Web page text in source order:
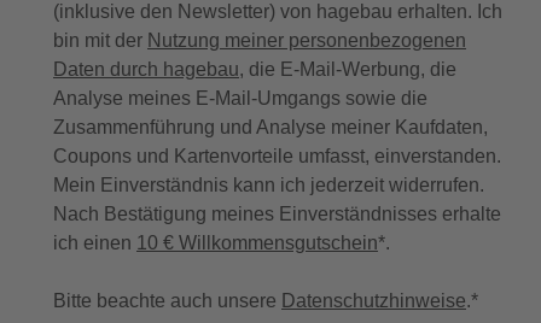
(inklusive den Newsletter) von hagebau erhalten. Ich
bin mit der Nutzung meiner personenbezogenen
Daten durch hagebau, die E-Mail-Werbung, die
Analyse meines E-Mail-Umgangs sowie die
Zusammenführung und Analyse meiner Kaufdaten,
Coupons und Kartenvorteile umfasst, einverstanden.
Mein Einverständnis kann ich jederzeit widerrufen.
Nach Bestätigung meines Einverständnisses erhalte
ich einen 10 € Willkommensgutschein*.
Bitte beachte auch unsere Datenschutzhinweise.